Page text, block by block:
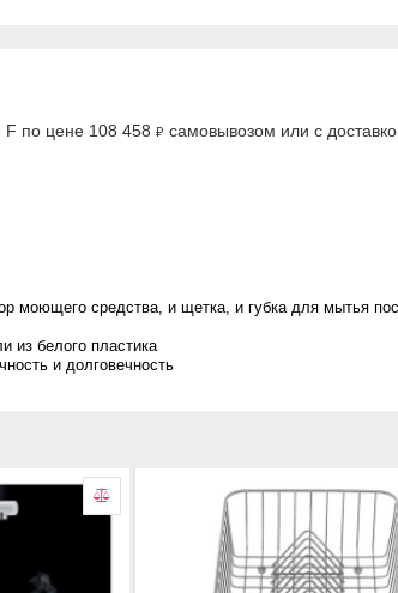
F по цене 108 458 ₽ самовывозом или с
моющего средства, и щетка, и губка для мытья
из белого пластика
и долговечность